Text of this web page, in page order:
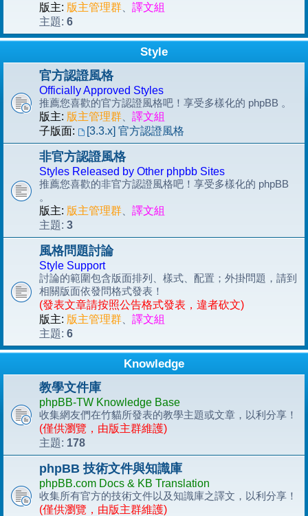
版主: 版主管理群
譯文組
主題: 6
Style
官方認證風格
Officially Approved Styles
推薦您喜歡的官方認證風格吧！享受多樣化的 phpBB 。
版主: 版主管理群
譯文組
子版面:
[3.3.x] 官方認證風格
非官方認證風格
Styles Released by Other phpbb Sites
推薦您喜歡的非官方認證風格吧！享受多樣化的 phpBB
。
版主: 版主管理群
譯文組
主題: 3
風格問題討論
Style Support
討論的範圍包含版面排列、樣式、配置；外掛問題，請到
相關版面依發問格式發表！
(發表文章請按照公告格式發表，違者砍文)
版主: 版主管理群
譯文組
主題: 6
Knowledge
教學文件庫
phpBB-TW Knowledge Base
收集網友們在竹貓所發表的教學主題或文章，以利分享！
(僅供瀏覽，由版主群維護)
主題: 178
phpBB 技術文件與知識庫
phpBB.com Docs & KB Translation
收集所有官方的技術文件以及知識庫之譯文，以利分享！
(僅供瀏覽，由版主群維護)